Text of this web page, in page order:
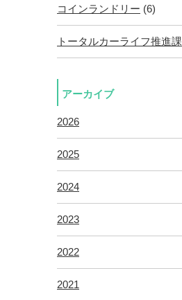
コインランドリー (6)
トータルカーライフ推進課
アーカイブ
2026
2025
2024
2023
2022
2021